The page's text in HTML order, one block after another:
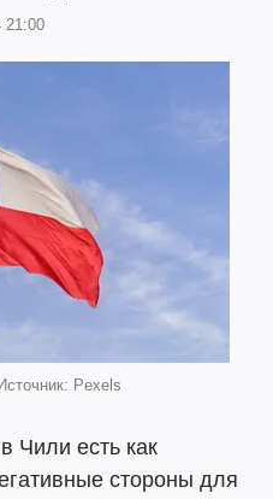
21:00
Pexels
Чили есть как
стороны для